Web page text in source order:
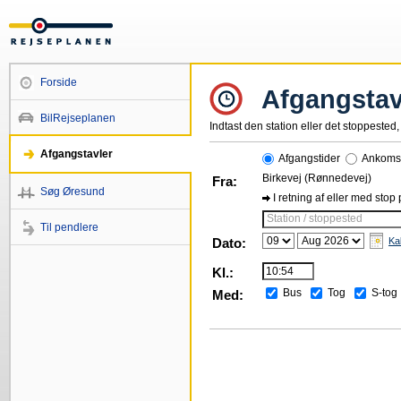
Forside
BilRejseplanen
Afgangstavler
Søg Øresund
Til pendlere
Indtast den station eller det
Afgangstider
Fra:
Birkevej (Rønnedevej)
I retning af eller med stop
Station / stoppested
Dato:
Kl.:
Med:
Bus Tog S-tog